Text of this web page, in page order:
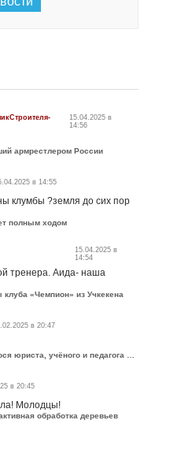
15.04.2025 в
14:56
армрестлером России
в 14:55
клумбы ?земля до сих пор
полным ходом
15.04.2025 в
14:54
тренера. Аида- наша
«Чемпион» из Учкекена
в 20:47
в 20:45
Молодцы!
обработка деревьев